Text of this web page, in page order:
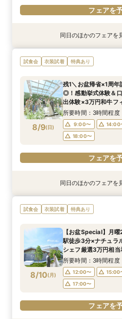
フェアを
8/8(土)
【60分で完結】即決
りみちツアー
9:00〜 18:30
フェアを予
衣装試着 特典あり
8/8(土)
【6名～30名の少人
ン誕生！無料試食付
9:00〜
14:00
18:00〜
フェアを予
特典あり
8/8(土)
【最短90分★】何も
出体験×お気軽相談会
9:00〜
14:00
18:00〜
フェアを予
8/8(土)
【タイパ重視！60分
場案内＆相談会
9:00〜
10:00
14:00〜
15:00
18:00〜
フェアを予
衣装試着 特典あり
8/8(土)
【マタニティー限定
付フェア
9:00〜
14:00
18:00〜
フェアを予
衣装試着 特典あり
8/8(土)
【2件目以降限定◆ス
か！日程先取り×安心
9:00〜
14:00
18:00〜
フェアを予
衣装試着 特典あり
8/8(土)
★完売間近★27年1.2
レゼント×花嫁体験
9:00〜
14:00
18:00〜
フェアを予
同日のほかのフェアを
試食会 衣装試着 特典あり
8/9(日)
残1＼お盆帰省×1周
◎！感動挙式体験＆
出体験×3万円和牛フ
所要時間：3時間程度
9:00〜
14:00
18:00〜
フェアを
8/9(日)
【60分で完結】即決
りみちツアー
9:00〜 18:30
フェアを予
特典あり
8/9(日)
【最短90分★】何も
出体験×お気軽相談会
9:00〜
14:00
18:00〜
フェアを予
8/9(日)
【タイパ重視！60分
場案内＆相談会
9:00〜
10:00
14:00〜
15:00
18:00〜
フェアを予
衣装試着 特典あり
8/9(日)
【2件目以降限定◆ス
か！日程先取り×安心
9:00〜
14:00
18:00〜
フェアを予
衣装試着 特典あり
8/9(日)
★Open記念★27年
リー&挙式料全額プレ
所要時間：3時間程度
9:00〜
14:00
18:00〜
フェアを予
衣装試着 特典あり
8/9(日)
【6名～30名の少人
ン誕生！無料試食付
9:00〜
14:00
18:00〜
フェアを予
衣装試着 特典あり
8/9(日)
【マタニティー限定
付フェア
9:00〜
14:00
18:00〜
フェアを予
同日のほかのフェアを
試食会 衣装試着 特典あり
8/10(月)
【お盆Special】月
駅徒歩3分×ナチュラ
シェフ厳選3万円相
所要時間：3時間程度
12:00〜
15:00
17:00〜
フェアを